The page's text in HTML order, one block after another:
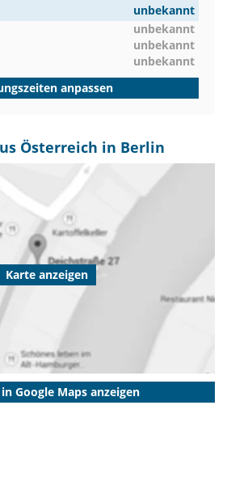
unbekannt
unbekannt
unbekannt
unbekannt
anpassen
Österreich in Berlin
Karte anzeigen
Google Maps anzeigen